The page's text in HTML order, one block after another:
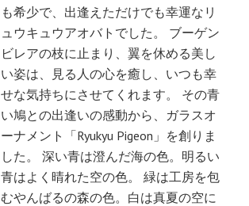
も希少で、出逢えただけでも幸運なリ
ュウキュウアオバトでした。 ブーゲン
ビレアの枝に止まり、翼を休める美し
い姿は、見る人の心を癒し、いつも幸
せな気持ちにさせてくれます。 その青
い鳩との出逢いの感動から、ガラスオ
ーナメント「Ryukyu Pigeon」を創りま
した。 深い青は澄んだ海の色。明るい
青はよく晴れた空の色。 緑は工房を包
むやんばるの森の色。白は真夏の空に